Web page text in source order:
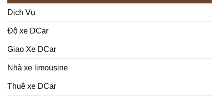
Dịch Vụ
Độ xe DCar
Giao Xe DCar
Nhà xe limousine
Thuê xe DCar